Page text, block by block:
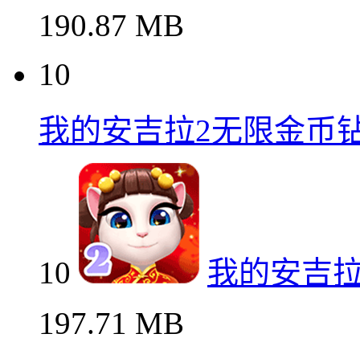
190.87 MB
10
我的安吉拉2无限金币
10
我的安吉
197.71 MB